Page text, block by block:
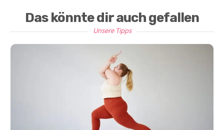
Das könnte dir auch gefallen
Unsere Tipps